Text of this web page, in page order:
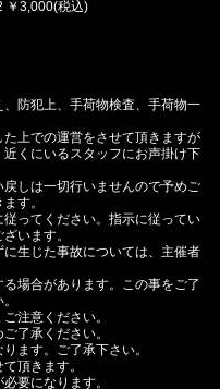
￥3,000(税込)
防犯上、手荷物検査、手荷物一
上での運営をさせて頂きますが
くにいるスタッフにお声掛け下
しは一切行いませんので予めご
す。
ってください。指示に従ってい
います。
生じた事故については、主催者
場合があります。この事をご了
注意ください。
了承ください。
ます。ご了承下さい。
頂きます。
要になります。